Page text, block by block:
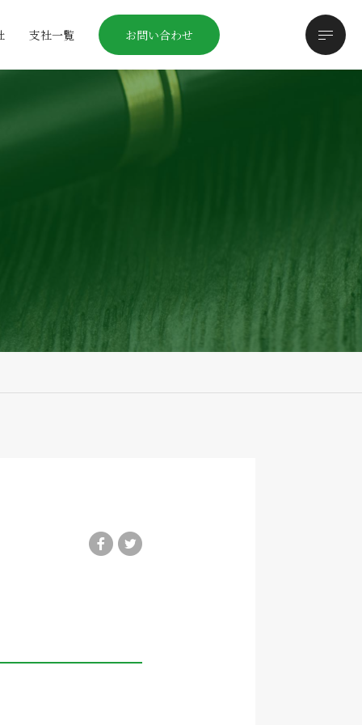
支社一覧 お問い合わせ